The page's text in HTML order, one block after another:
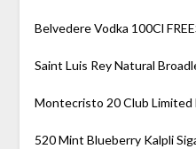
Belvedere Vodka 100Cl
Saint Luis Rey Natural
Montecristo 20 Club Limited
520 Mint Blueberry Kalpli